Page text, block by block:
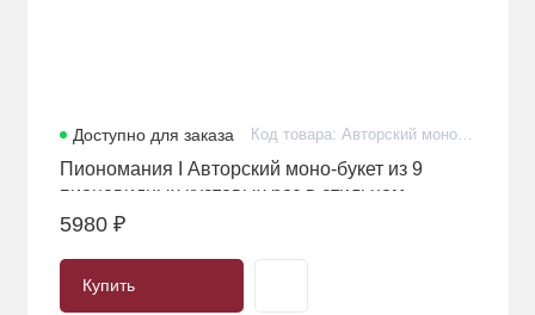
Доступно для заказа Код товара: Авторский моно-букет из 9 пионовидных кустовых роз в стильном оформлении
Пиономания I Авторский моно-букет из 9
пионовидных кустовых роз в стильном
оформлении
5980 ₽
Купить
Купить